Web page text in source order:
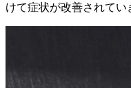
けて症状が改善されてい